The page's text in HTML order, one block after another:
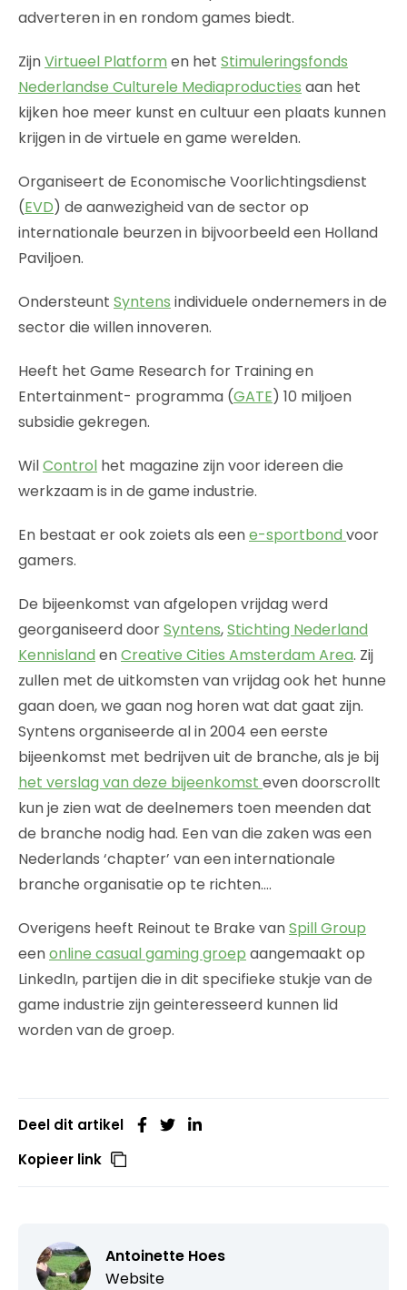
adverteren in en rondom games biedt.
ZijnVirtueel Platform en het Stimuleringsfonds
Nederlandse Culturele Mediaproducties aan het
kijken hoe meer kunst en cultuur een plaats kunnen
krijgen in de virtuele en game werelden.
Organiseert de Economische Voorlichtingsdienst
(EVD) de aanwezigheid van de sector op
internationale beurzen in bijvoorbeeld een Holland
Paviljoen.
Ondersteunt Syntens individuele ondernemers in de
sector die willen innoveren.
Heeft het Game Research for Training en
Entertainment- programma (GATE) 10 miljoen
subsidie gekregen.
WilControl het magazine zijn voor idereen die
werkzaam is in de game industrie.
En bestaat er ook zoiets als eene-sportbond voor
gamers.
De bijeenkomst van afgelopen vrijdag werd
georganiseerd doorSyntens,Stichting Nederland
Kennisland enCreative Cities Amsterdam Area. Zij
zullen met de uitkomsten van vrijdag ook het hunne
gaan doen, we gaan nog horen wat dat gaat zijn.
Syntens organiseerde al in 2004 een eerste
bijeenkomst met bedrijven uit de branche, als je bij
het verslag van deze bijeenkomst even doorscrollt
kun je zien wat de deelnemers toen meenden dat
de branche nodig had. Een van die zaken was een
Nederlands ‘chapter’ van een internationale
branche organisatie op te richten….
Overigens heeft Reinout te Brake vanSpill Group
eenonline casual gaming groep aangemaakt op
LinkedIn, partijen die in dit specifieke stukje van de
game industrie zijn geinteresseerd kunnen lid
worden van de groep.
Deel dit artikel
Kopieer link
Antoinette Hoes
Website